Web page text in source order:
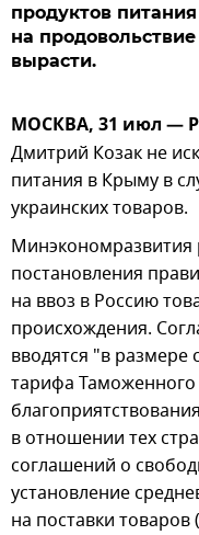
продуктов
на
вырасти.
МОСКВА, 31 июл —
Дмитрий Козак не
питания в Крыму в
украинских товаров.
Минэкономразвития
постановления
на ввоз в Россию
происхождения.
вводятся "в размере
тарифа
в отношении тех
соглашений о
установление
на поставки